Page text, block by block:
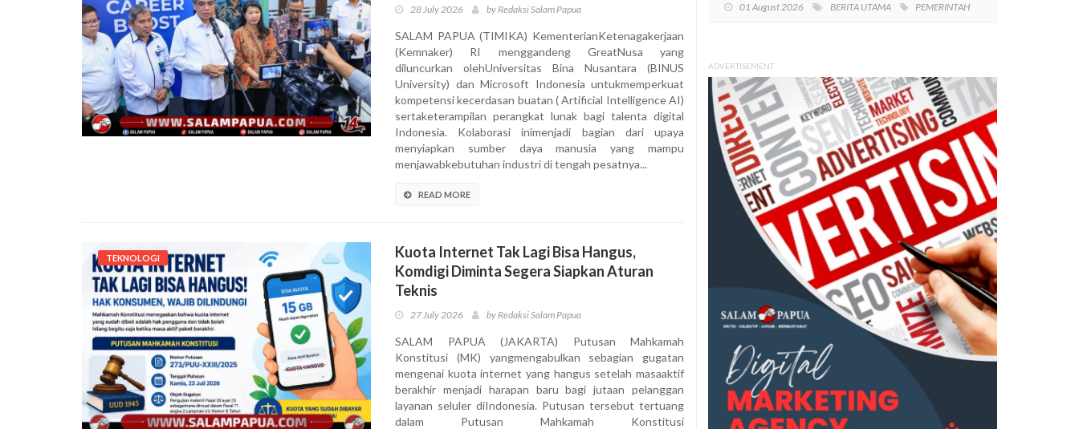
28 July 2026 by Redaksi Salam Papua
SALAM PAPUA (TIMIKA) KementerianKetenagakerjaan
(Kemnaker) RI menggandeng GreatNusa yang
diluncurkan olehUniversitas Bina Nusantara (BINUS
University) dan Microsoft Indonesia untukmemperkuat
kompetensi kecerdasan buatan ( Artificial Intelligence AI)
sertaketerampilan perangkat lunak bagi talenta digital
Indonesia. Kolaborasi inimenjadi bagian dari upaya
menyiapkan sumber daya manusia yang mampu
menjawabkebutuhan industri di tengah pesatnya...
READ MORE
TEKNOLOGI
Kuota Internet Tak Lagi Bisa Hangus,
Komdigi Diminta Segera Siapkan Aturan
Teknis
27 July 2026 by Redaksi Salam Papua
SALAM PAPUA (JAKARTA) Putusan Mahkamah
Konstitusi (MK) yangmengabulkan sebagian gugatan
mengenai kuota internet yang hangus setelah masaaktif
berakhir menjadi harapan baru bagi jutaan pelanggan
layanan seluler diIndonesia. Putusan tersebut tertuang
dalam Putusan Mahkamah Konstitusi
01 August 2026 BERITA UTAMA PEMERINTAH
ADVERTISEMENT